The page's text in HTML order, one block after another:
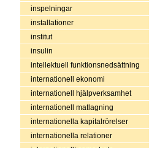
inspelningar
installationer
institut
insulin
intellektuell funktionsnedsättning
internationell ekonomi
internationell hjälpverksamhet
internationell matlagning
internationella kapitalrörelser
internationella relationer